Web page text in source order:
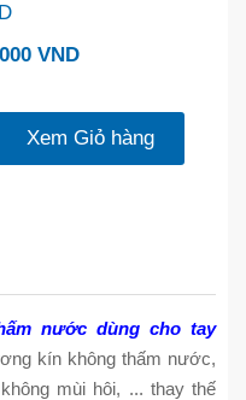
VND
Xem Giỏ hàng
nước dùng cho tay
kín không thấm nước,
mùi hôi, ... thay thế